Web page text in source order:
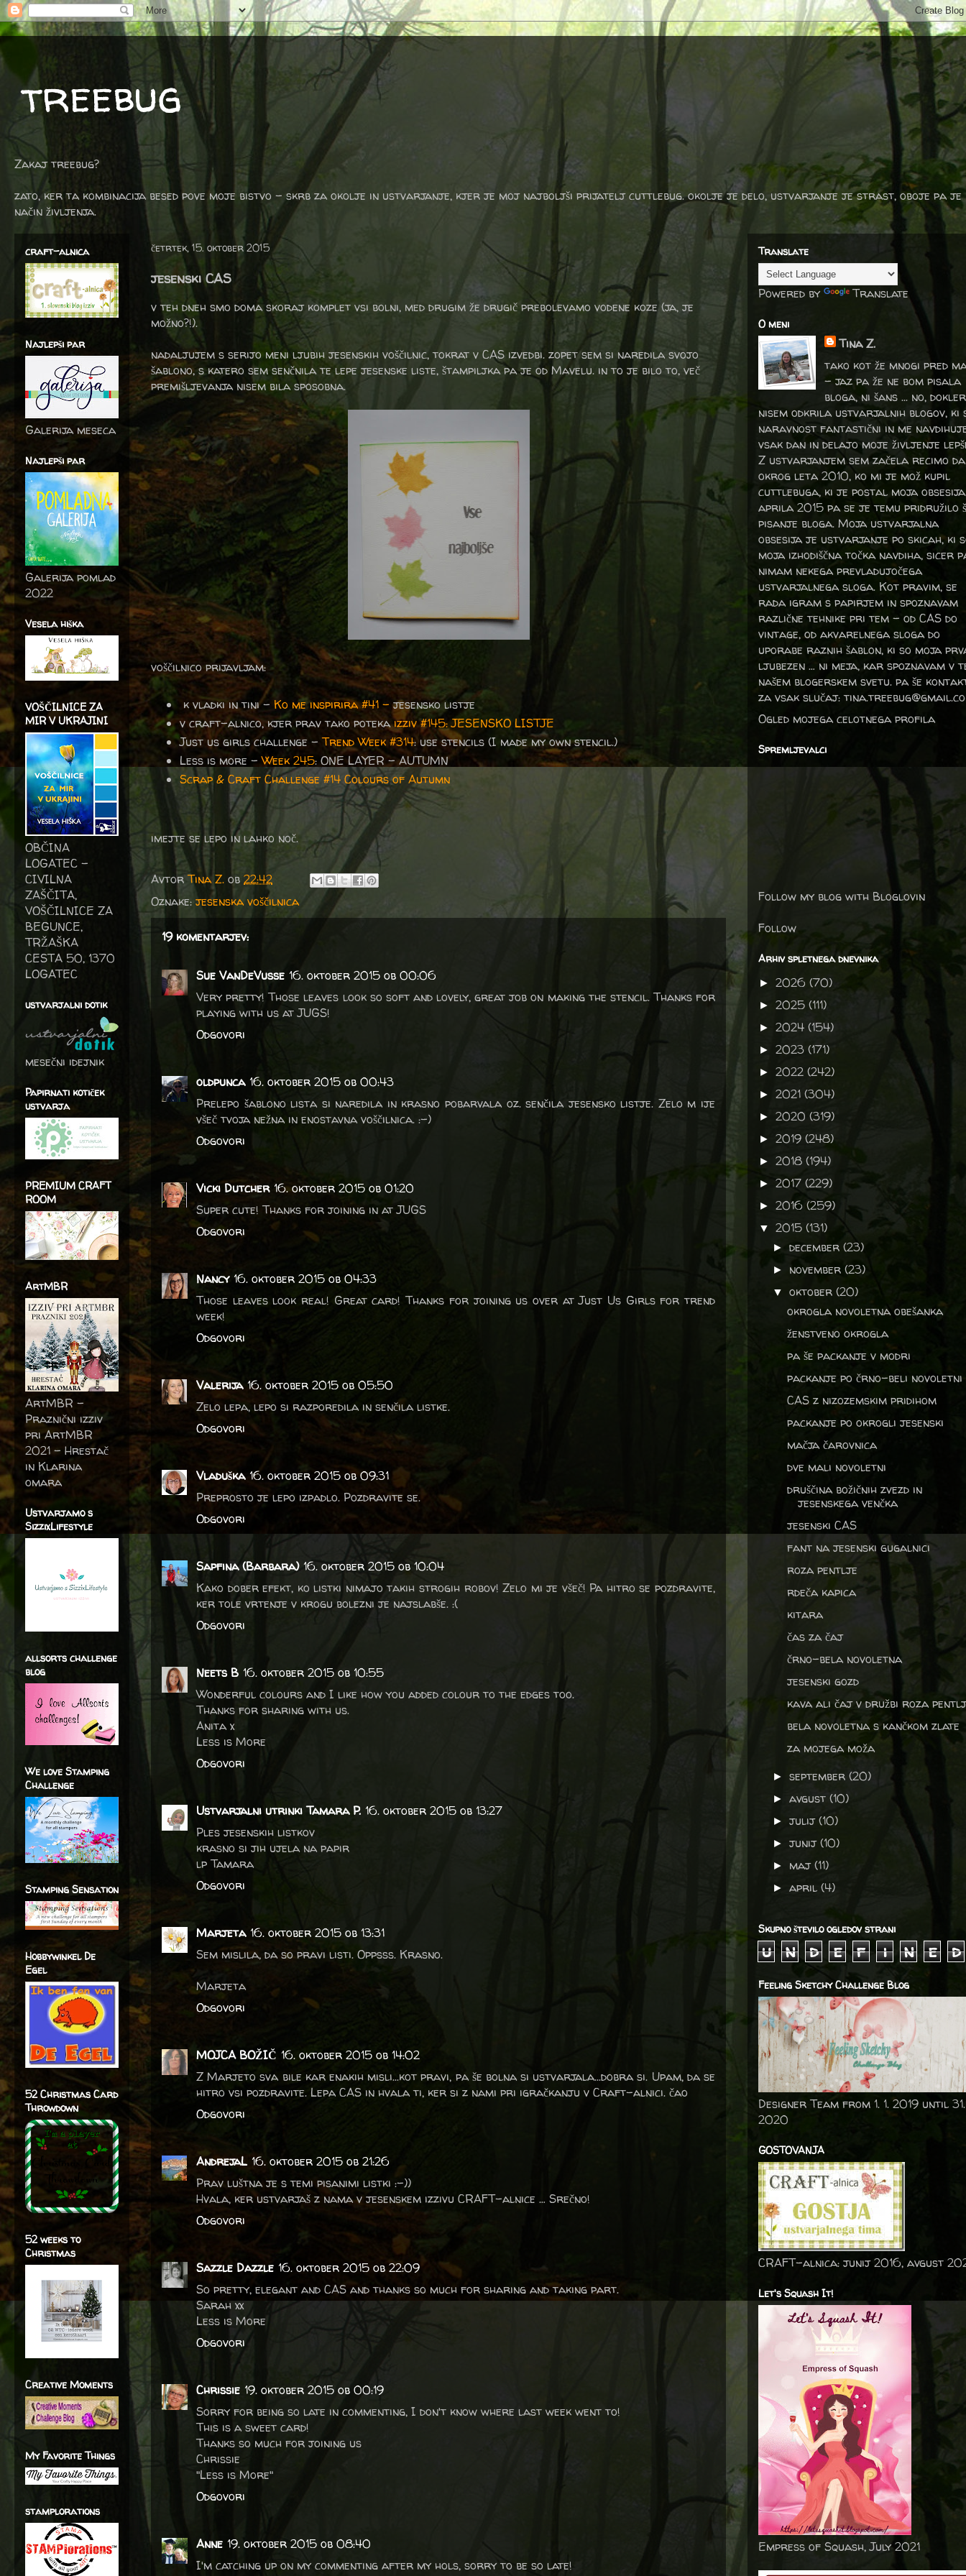
treebug
Zakaj treebug?
zato, ker ta kombinacija besed pove moje bistvo - skrb za okolje in ustvarjanje, kjer je moj najboljši prijatelj cuttlebug. okolje je delo, ustvarjanje je strast, oboje pa je
način življenja.
četrtek, 15. oktober 2015
jesenski CAS
v teh dneh smo doma skoraj komplet vsi bolni, med drugim že drugič prebolevamo vodene koze (ja, je
možno?!).
nadaljujem s serijo meni ljubih jesenskih voščilnic, tokrat v CAS izvedbi. zopet sem si naredila svojo
šablono, s katero sem senčnila te lepe jesenske liste, štampiljka pa je od Mavelu. in to je bilo to, več
premišljevanja nisem bila sposobna.
voščilnico prijavljam:
k vladki in tini - Ko me inspirira #41 -jesensko listje
v craft-alnico, kjer prav tako potekaizziv #145: JESENSKO LISTJE
Just us girls challenge -Trend Week #314: use stencils (I made my own stencil.)
Less is more -Week 245: ONE LAYER - AUTUMN
Scrap & Craft Challenge #14 Colours of Autumn
imejte se lepo in lahko noč.
AvtorTina Z. ob 22:42
Oznake: jesenska voščilnica
19 komentarjev:
Sue VanDeVusse 16. oktober 2015 ob 00:06
Very pretty! Those leaves look so soft and lovely, great job on making the stencil. Thanks for
playing with us at JUGS!
Odgovori
oldpunca 16. oktober 2015 ob 00:43
Prelepo šablono lista si naredila in krasno pobarvala oz. senčila jesensko listje. Zelo m ije
všeč tvoja nežna in enostavna voščilnica. :-)
Odgovori
Vicki Dutcher 16. oktober 2015 ob 01:20
Super cute! Thanks for joining in at JUGS
Odgovori
Nancy 16. oktober 2015 ob 04:33
Those leaves look real! Great card! Thanks for joining us over at Just Us Girls for trend
week!
Odgovori
Valerija 16. oktober 2015 ob 05:50
Zelo lepa, lepo si razporedila in senčila listke.
Odgovori
Vladuška 16. oktober 2015 ob 09:31
Preprosto je lepo izpadlo. Pozdravite se.
Odgovori
Sapfina (Barbara) 16. oktober 2015 ob 10:04
Kako dober efekt, ko listki nimajo takih strogih robov! Zelo mi je všeč! Pa hitro se pozdravite,
ker tole vrtenje v krogu bolezni je najslabše. :(
Odgovori
Neets B 16. oktober 2015 ob 10:55
Wonderful colours and I like how you added colour to the edges too.
Thanks for sharing with us.
Anita x
Less is More
Odgovori
Ustvarjalni utrinki Tamara P. 16. oktober 2015 ob 13:27
Ples jesenskih listkov
krasno si jih ujela na papir
lp Tamara
Odgovori
Marjeta 16. oktober 2015 ob 13:31
Sem mislila, da so pravi listi. Oppsss. Krasno.
Marjeta
Odgovori
MOJCA BOŽIČ 16. oktober 2015 ob 14:02
Z Marjeto sva bile kar enakih misli...kot pravi, pa še bolna si ustvarjala...dobra si. Upam, da se
hitro vsi pozdravite. Lepa CAS in hvala ti, ker si z nami pri igračkanju v Craft-alnici. čao
Odgovori
AndrejaL 16. oktober 2015 ob 21:26
Prav luštna je s temi pisanimi listki :-))
Hvala, ker ustvarjaš z nama v jesenskem izzivu CRAFT-alnice … Srečno!
Odgovori
Sazzle Dazzle 16. oktober 2015 ob 22:09
So pretty, elegant and CAS and thanks so much for sharing and taking part.
Sarah xx
Less is More
Odgovori
Chrissie 19. oktober 2015 ob 00:19
Sorry for being so late in commenting, I don't know where last week went to!
This is a sweet card!
Thanks so much for joining us
Chrissie
"Less is More"
Odgovori
Anne 19. oktober 2015 ob 08:40
I'm catching up on my commenting after my hols, sorry to be so late!
craft-alnica
Najlepši par
Galerija meseca
Najlepši par
Galerija pomlad
2022
Vesela hiška
VOŠČILNICE ZA
MIR V UKRAJINI
OBČINA
LOGATEC -
CIVILNA
ZAŠČITA,
VOŠČILNICE ZA
BEGUNCE,
TRŽAŠKA
CESTA 50, 1370
LOGATEC
ustvarjalni dotik
mesečni idejnik
Papirnati kotiček
ustvarja
PREMIUM CRAFT
ROOM
ArtMBR
ArtMBR -
Praznični izziv
pri ArtMBR
2021 – Hrestač
in Klarina
omara
Ustvarjamo s
SizzixLifestyle
allsorts challenge
blog
We love Stamping
Challenge
Stamping Sensation
Hobbywinkel De
Egel
52 Christmas Card
Throwdown
52 weeks to
Christmas
Creative Moments
My Favorite Things
stamplorations
Translate
Powered by Translate
O meni
Tina Z.
tako kot že mnogi pred
- jaz pa že ne bom pisala
bloga, ni šans ... no, dokler
nisem odkrila ustvarjalnih blogov, ki
naravnost fantastični in me
vsak dan in delajo moje življenje
Z ustvarjanjem sem začela recimo da
okrog leta 2010, ko mi je mož kupil
cuttlebuga, ki je postal moja
aprila 2015 pa se je temu pridružilo
pisanje bloga. Moja ustvarjalna
obsesija je ustvarjanje po skicah, ki
moja izhodiščna točka navdiha, sicer
nimam nekega prevladujočega
ustvarjalnega sloga. Kot pravim, se
rada igram s papirjem in spoznavam
različne tehnike pri tem – od CAS do
vintage, od akvarelnega sloga do
uporabe raznih šablon, ki so moja
ljubezen … ni meja, kar spoznavam v
našem blogerskem svetu. pa še
za vsak slučaj:
Ogled mojega celotnega profila
Spremljevalci
Follow my blog with Bloglovin
Follow
Arhiv spletnega dnevnika
► 2026 (70)
► 2025 (111)
► 2024 (154)
► 2023 (171)
► 2022 (242)
► 2021 (304)
► 2020 (319)
► 2019 (248)
► 2018 (194)
► 2017 (229)
► 2016 (259)
▼ 2015 (131)
►december(23)
► november(23)
▼oktober(20)
okrogla novoletna obešanka
ženstveno okrogla
pa še packanje v modri
packanje po črno-beli novoletni
CAS z nizozemskim pridihom
packanje po okrogli jesenski
mačja čarovnica
dve mali novoletni
druščina božičnih zvezd in
jesenskega venčka
jesenski CAS
fant na jesenski gugalnici
roza pentlje
rdeča kapica
kitara
čas za čaj
črno-bela novoletna
jesenski gozd
kava ali čaj v družbi roza
bela novoletna s kančkom zlate
za mojega moža
►september(20)
►avgust(10)
►julij(10)
►junij(10)
► maj(11)
►april(4)
Skupno število ogledov strani
u n d e f i n e d
Feeling Sketchy Challenge Blog
Designer Team from 1. 1. 2019 until
2020
GOSTOVANJA
CRAFT-alnica: junij 2016, avgust
Let's Squash It!
Empress of Squash, July 2021